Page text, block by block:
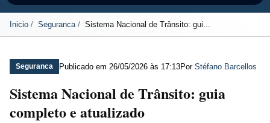
Inicio Seguranca Sistema Nacional de Trânsito: gui...
Seguranca Publicado em 26/05/2026 às 17:13Por Stéfano Barcellos
Sistema Nacional de Trânsito: guia
completo e atualizado